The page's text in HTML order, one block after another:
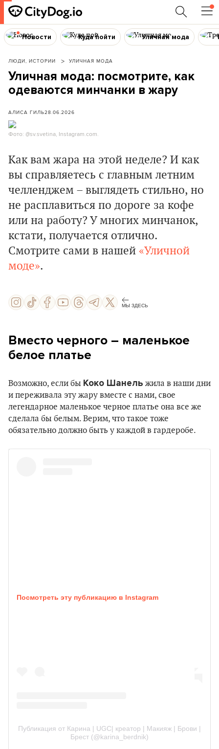
Новости Куда пойти Уличная мода
ЛЮДИ, ИСТОРИИ УЛИЧНАЯ МОДА
Уличная мода: посмотрите, как
одеваются минчанки в жару
АЛИСА ГИЛЬ28.06.2026
Фото: @sv.svetina, Instagram.com.
Как вам жара на этой неделе? И как
вы справляетесь с главным летним
челленджем – выглядеть стильно, но
не расплавиться по дороге за кофе
или на работу? У многих минчанок,
кстати, получается отлично.
Смотрите сами в нашей «Уличной
моде».
МЫ ЗДЕСЬ
Вместо черного – маленькое
белое платье
Возможно, если бы Коко Шанель жила в наши дни
и переживала эту жару вместе с нами, свое
легендарное маленькое черное платье она все же
сделала бы белым. Верим, что такое тоже
обязательно должно быть у каждой в гардеробе.
Посмотреть эту публикацию в Instagram
Публикация от Карина | UGC| креатор | Макияж | Брови |
Брест (@karina_berdnik)